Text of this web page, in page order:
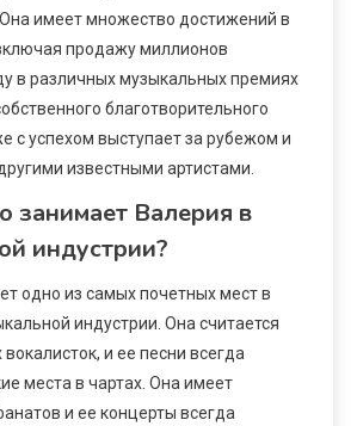
имеет множество достижений в
продажу миллионов
в различных музыкальных премиях
благотворительного
с успехом выступает за рубежом и
известными артистами.
занимает Валерия в
индустрии?
одно из самых почетных мест в
индустрии. Она считается
и ее песни всегда
места в чартах. Она имеет
и ее концерты всегда